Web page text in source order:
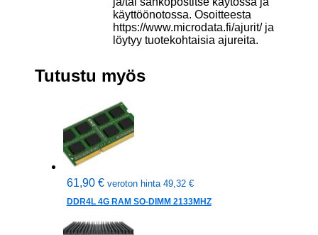
käyttöönotossa. Osoitteesta
https://www.microdata.fi/ajurit/ ja
löytyy tuotekohtaisia ajureita.
Tutustu myös
61,90 € veroton hinta 49,32 €
DDR4L 4G RAM SO-DIMM 2133MHZ